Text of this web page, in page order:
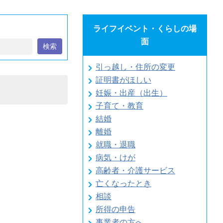
検索
ライフイベント・くらしの場
面
引っ越し・住所の変更
証明書がほしい
妊娠・出産（出生）
子育て・教育
結婚
離婚
就職・退職
病気・けが
高齢者・介護サービス
亡くなったとき
相談
所得の申告